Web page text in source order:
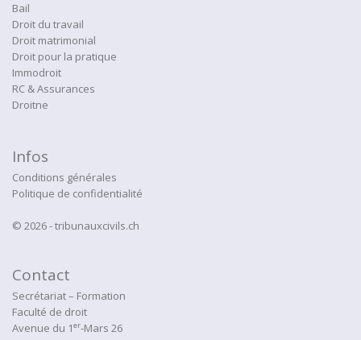
Bail
Droit du travail
Droit matrimonial
Droit pour la pratique
Immodroit
RC & Assurances
Droitne
Infos
Conditions générales
Politique de confidentialité
© 2026 - tribunauxcivils.ch
Contact
Secrétariat – Formation
Faculté de droit
Avenue du 1er-Mars 26